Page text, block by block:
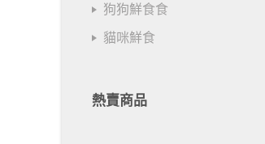
狗狗鮮食食
貓咪鮮食
熱賣商品